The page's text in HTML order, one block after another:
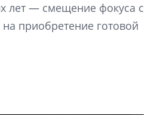
лет — смещение фокуса с
на приобретение готовой